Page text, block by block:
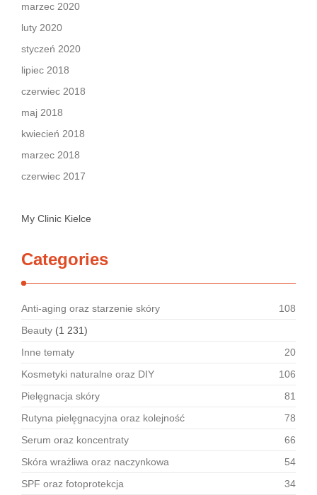
marzec 2020
luty 2020
styczeń 2020
lipiec 2018
czerwiec 2018
maj 2018
kwiecień 2018
marzec 2018
czerwiec 2017
My Clinic Kielce
Categories
Anti-aging oraz starzenie skóry
108
Beauty (1 231)
Inne tematy
20
Kosmetyki naturalne oraz DIY
106
Pielęgnacja skóry
81
Rutyna pielęgnacyjna oraz kolejność
78
Serum oraz koncentraty
66
Skóra wrażliwa oraz naczynkowa
54
SPF oraz fotoprotekcja
34